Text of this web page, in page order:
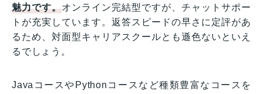
魅力です。オンライン完結型ですが、チャットサポー
トが充実しています。返答スピードの早さに定評があ
るため、対面型キャリアスクールとも遜色ないといえ
るでしょう。
JavaコースやPythonコースなど種類豊富なコースを